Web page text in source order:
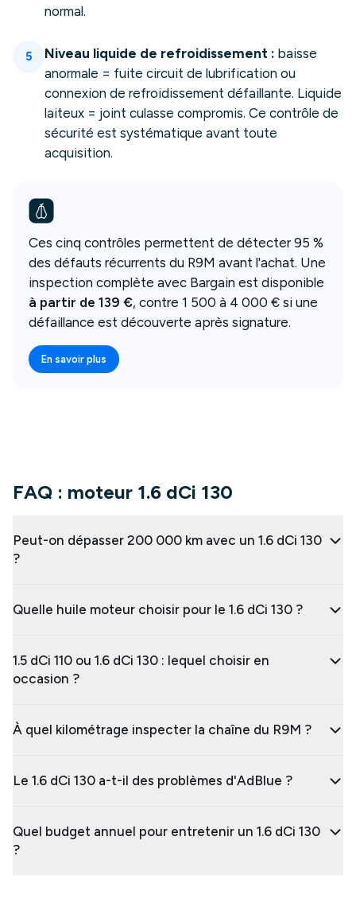
normal.
5 Niveau liquide de refroidissement : baisse
anormale = fuite circuit de lubrification ou
connexion de refroidissement défaillante. Liquide
laiteux = joint culasse compromis. Ce contrôle de
sécurité est systématique avant toute
acquisition.
Ces cinq contrôles permettent de détecter 95 %
des défauts récurrents du R9M avant l'achat. Une
inspection complète avec Bargain est disponible
à partir de 139 €, contre 1 500 à 4 000 € si une
défaillance est découverte après signature.
En savoir plus
FAQ : moteur 1.6 dCi 130
Peut-on dépasser 200 000 km avec un 1.6 dCi 130
?
Quelle huile moteur choisir pour le 1.6 dCi 130 ?
1.5 dCi 110 ou 1.6 dCi 130 : lequel choisir en
occasion ?
À quel kilométrage inspecter la chaîne du R9M ?
Le 1.6 dCi 130 a-t-il des problèmes d'AdBlue ?
Quel budget annuel pour entretenir un 1.6 dCi 130
?